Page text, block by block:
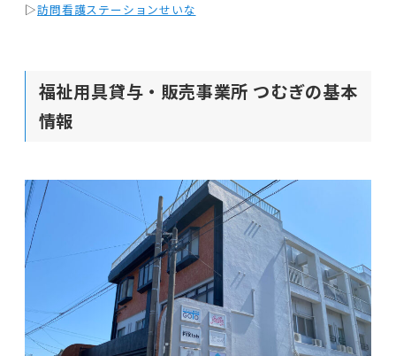
▷訪問看護ステーションせいな
福祉用具貸与・販売事業所 つむぎの基本
情報